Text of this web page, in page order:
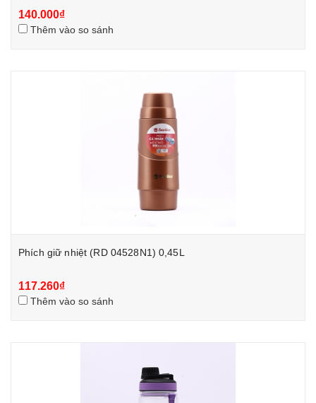
140.000₫
Thêm vào so sánh
Phích giữ nhiệt (RD 04528N1) 0,45L
117.260₫
Thêm vào so sánh